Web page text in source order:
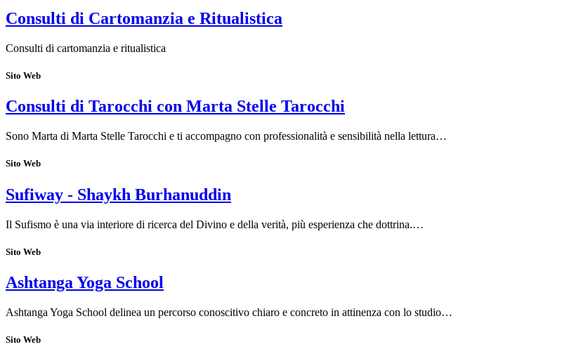
Consulti di Cartomanzia e Ritualistica
Consulti di cartomanzia e ritualistica
Sito Web
Consulti di Tarocchi con Marta Stelle Tarocchi
Sono Marta di Marta Stelle Tarocchi e ti accompagno con professionalità e sensibilità nella lettura…
Sito Web
Sufiway - Shaykh Burhanuddin
Il Sufismo è una via interiore di ricerca del Divino e della verità, più esperienza che dottrina.…
Sito Web
Ashtanga Yoga School
Ashtanga Yoga School delinea un percorso conoscitivo chiaro e concreto in attinenza con lo studio…
Sito Web